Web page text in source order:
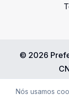
© 2026
Nós usamos